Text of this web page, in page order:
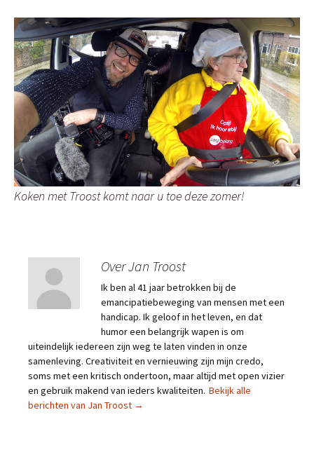
Koken met Troost komt naar u toe deze zomer!
Over Jan Troost
Ik ben al 41 jaar betrokken bij de
emancipatiebeweging van mensen met een
handicap. Ik geloof in het leven, en dat
humor een belangrijk wapen is om
uiteindelijk iedereen zijn weg te laten vinden in onze
samenleving. Creativiteit en vernieuwing zijn mijn credo,
soms met een kritisch ondertoon, maar altijd met open vizier
en gebruik makend van ieders kwaliteiten. Bekijk alle
berichten van Jan Troost →